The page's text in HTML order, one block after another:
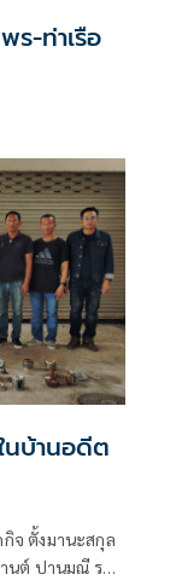
ร-ท่าเรือ
นบ้านอดีต
จ ตั้งมานะสกุล